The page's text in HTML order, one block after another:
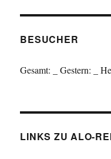
BESUCHER
Gesamt: Gestern:
LINKS ZU ALO-